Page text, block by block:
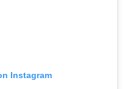
Instagram